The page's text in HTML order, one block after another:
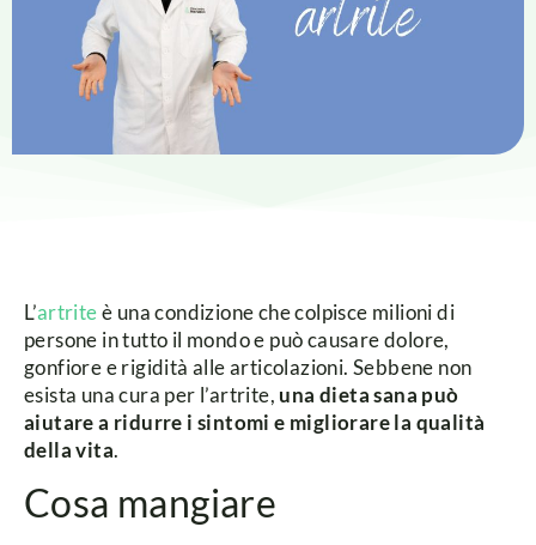
L’artriteè una condizione che colpisce milioni di
persone in tutto il mondo e può causare dolore,
gonfiore e rigidità alle articolazioni. Sebbene non
esista una cura per l’artrite, una dieta sana può
aiutare a ridurre i sintomi e migliorare la qualità
della vita.
Cosa mangiare